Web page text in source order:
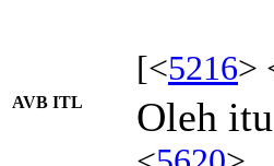
[<5216>
AVB ITL Oleh itu